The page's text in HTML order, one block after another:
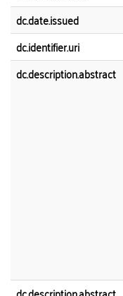
dc.date.issued
dc.identifier.uri
dc.description.abstract